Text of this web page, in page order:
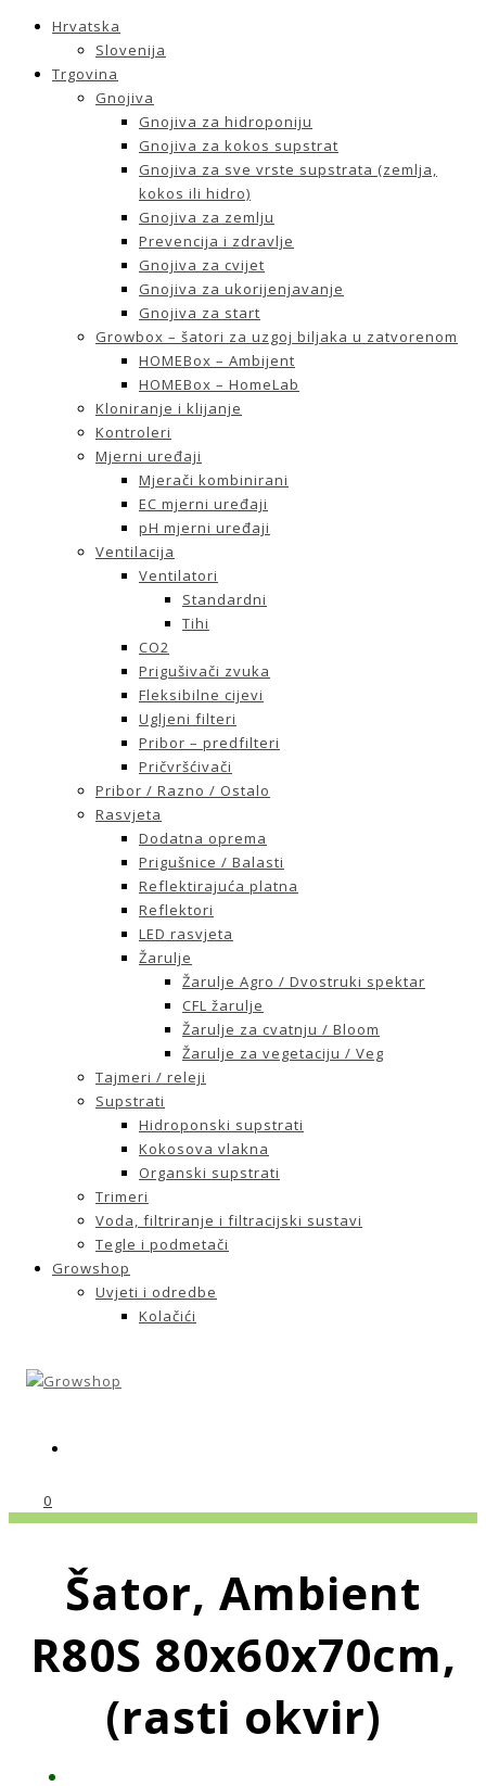
Hrvatska
Slovenija
Trgovina
Gnojiva
Gnojiva za hidroponiju
Gnojiva za kokos supstrat
Gnojiva za sve vrste supstrata (zemlja,
kokos ili hidro)
Gnojiva za zemlju
Prevencija i zdravlje
Gnojiva za cvijet
Gnojiva za ukorijenjavanje
Gnojiva za start
Growbox – šatori za uzgoj biljaka u zatvorenom
HOMEBox – Ambijent
HOMEBox – HomeLab
Kloniranje i klijanje
Kontroleri
Mjerni uređaji
Mjerači kombinirani
EC mjerni uređaji
pH mjerni uređaji
Ventilacija
Ventilatori
Standardni
Tihi
CO2
Prigušivači zvuka
Fleksibilne cijevi
Ugljeni filteri
Pribor – predfilteri
Pričvršćivači
Pribor / Razno / Ostalo
Rasvjeta
Dodatna oprema
Prigušnice / Balasti
Reflektirajuća platna
Reflektori
LED rasvjeta
Žarulje
Žarulje Agro / Dvostruki spektar
CFL žarulje
Žarulje za cvatnju / Bloom
Žarulje za vegetaciju / Veg
Tajmeri / releji
Supstrati
Hidroponski supstrati
Kokosova vlakna
Organski supstrati
Trimeri
Voda, filtriranje i filtracijski sustavi
Tegle i podmetači
Growshop
Uvjeti i odredbe
Kolačići
0
Šator, Ambient
R80S 80x60x70cm,
(rasti okvir)